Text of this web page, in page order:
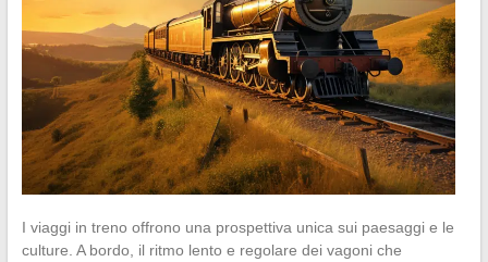
I viaggi in treno offrono una prospettiva unica sui paesaggi e le
culture. A bordo, il ritmo lento e regolare dei vagoni che